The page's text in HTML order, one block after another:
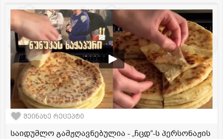
შეინახე რეცეპტი
საიდუმლო გამჟღავნებულია - „ჩცდ“-ს პერსონაჟის